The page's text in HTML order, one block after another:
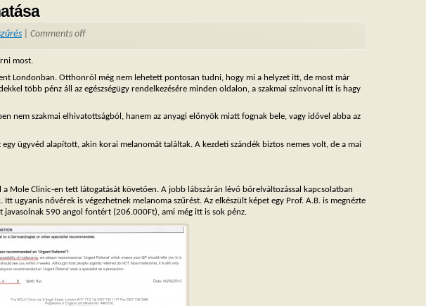
Comments off
most.
Londonban. Otthonról még nem lehetett pontosan tudni, hogy mi a helyzet itt, de most már
több pénz áll az egészségügy rendelkezésére minden oldalon, a szakmai színvonal itt is hagy
nem szakmai elhivatottságból, hanem az anyagi előnyök miatt fognak bele, vagy idővel abba az
ügyvéd alapított, akin korai melanomát találtak. A kezdeti szándék biztos nemes volt, de a mai
a Mole Clinic-en tett látogatását követően. A jobb lábszárán lévő bőrelváltozással kapcsolatban
Itt ugyanis nővérek is végezhetnek melanoma szűrést. Az elkészült képet egy Prof. A.B. is megnézte
590 angol fontért (206.000Ft), ami még itt is sok pénz.